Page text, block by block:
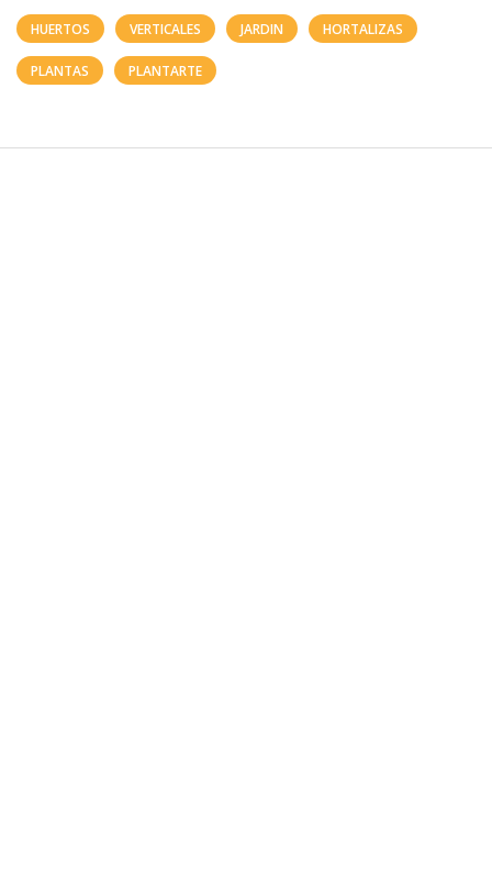
HUERTOS VERTICALES JARDIN HORTALIZAS
PLANTAS PLANTARTE